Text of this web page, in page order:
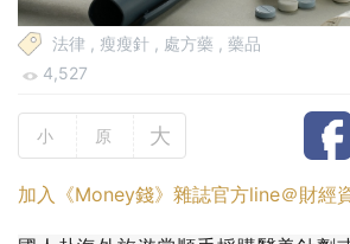
法律 , 瘦瘦針 , 處方藥 , 藥品
4,527
小 原 大
加入《Money錢》雜誌官方line＠財經